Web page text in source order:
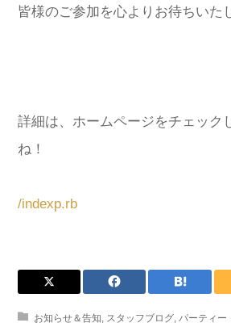
皆様のご参加を心よりお待ちいた
詳細は、ホームページをチェック
ね！
/indexp.rb
お知らせ＆告知 スタッフブログ パーティー